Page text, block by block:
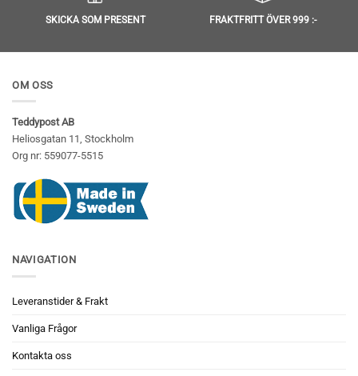
SKICKA SOM PRESENT FRAKTFRITT ÖVER 999 :-
OM OSS
Teddypost AB
Heliosgatan 11, Stockholm
Org nr: 559077-5515
NAVIGATION
Leveranstider & Frakt
Vanliga Frågor
Kontakta oss